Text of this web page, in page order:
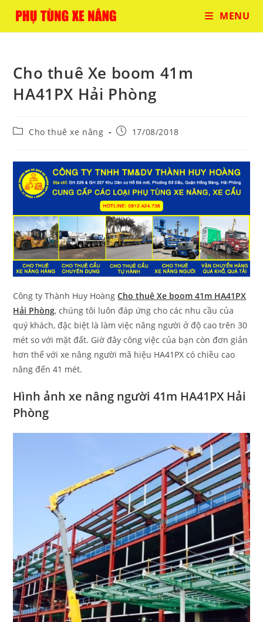
content
MENU
Cho thuê Xe boom 41m
HA41PX Hải Phòng
PostCho thuê xe nâng
Post17/08/2018
Công ty Thành Huy HoàngCho thuê Xe boom 41m HA41PX
Hải Phòng, chúng tôi luôn đáp ứng cho các nhu cầu của
quý khách, đặc biệt là làm việc nâng người ở độ cao trên 30
mét so với mặt đất. Giờ đây công việc của bạn còn đơn giản
hơn thế với xe nâng người mã hiệu HA41PX có chiều cao
nâng đến 41 mét.
Hình ảnh xe nâng người 41m HA41PX Hải
Phòng